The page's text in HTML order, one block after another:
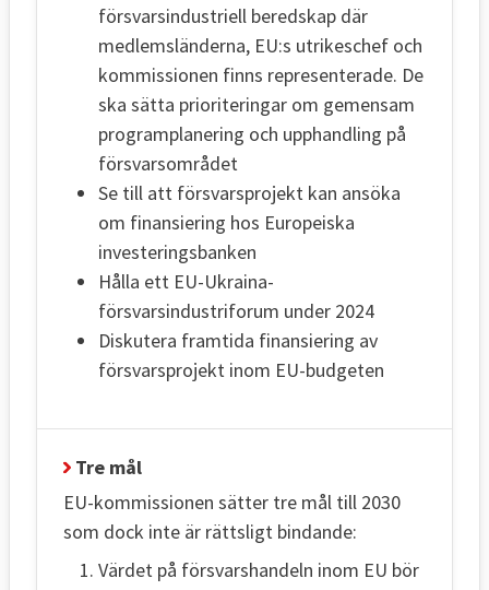
försvarsindustriell beredskap där
medlemsländerna, EU:s utrikeschef och
kommissionen finns representerade. De
ska sätta prioriteringar om gemensam
programplanering och upphandling på
försvarsområdet
Se till att försvarsprojekt kan ansöka
om finansiering hos Europeiska
investeringsbanken
Hålla ett EU-Ukraina-
försvarsindustriforum under 2024
Diskutera framtida finansiering av
försvarsprojekt inom EU-budgeten
Tre mål
EU-kommissionen sätter tre mål till 2030
som dock inte är rättsligt bindande:
Värdet på försvarshandeln inom EU bör